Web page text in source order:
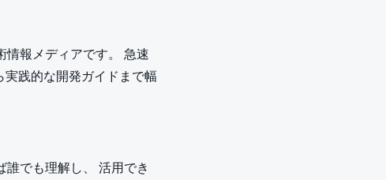
報メディアです。 急速
践的な開発ガイドまで幅
でも理解し、 活用でき